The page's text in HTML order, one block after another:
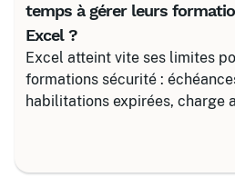
temps à gérer leurs
Excel ?
Excel atteint vite ses limites
formations sécurité :
habilitations expirées, charge
croissante. Découvrez
fiable en associant un
Certalis et un logiciel de